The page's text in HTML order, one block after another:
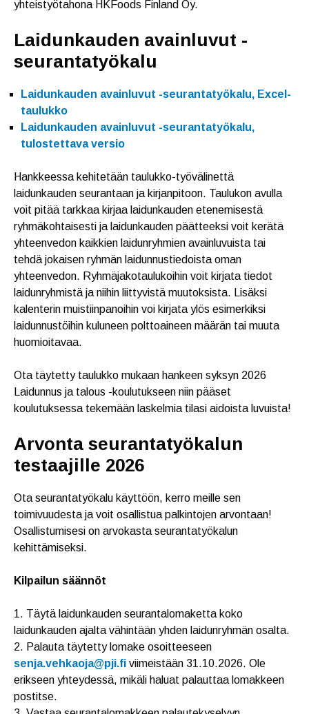
yhteistyötahona HKFoods Finland Oy.
Laidunkauden avainluvut -
seurantatyökalu
Laidunkauden avainluvut -seurantatyökalu, Excel-
taulukko
Laidunkauden avainluvut -seurantatyökalu,
tulostettava versio
Hankkeessa kehitetään taulukko-työvälinettä
laidunkauden seurantaan ja kirjanpitoon. Taulukon avulla
voit pitää tarkkaa kirjaa laidunkauden etenemisestä
ryhmäkohtaisesti ja laidunkauden päätteeksi voit kerätä
yhteenvedon kaikkien laidunryhmien avainluvuista tai
tehdä jokaisen ryhmän laidunnustiedoista oman
yhteenvedon. Ryhmäjakotaulukoihin voit kirjata tiedot
laidunryhmistä ja niihin liittyvistä muutoksista. Lisäksi
kalenterin muistiinpanoihin voi kirjata ylös esimerkiksi
laidunnustöihin kuluneen polttoaineen määrän tai muuta
huomioitavaa.
Ota täytetty taulukko mukaan hankeen syksyn 2026
Laidunnus ja talous -koulutukseen niin pääset
koulutuksessa tekemään laskelmia tilasi aidoista luvuista!
Arvonta seurantatyökalun
testaajille 2026
Ota seurantatyökalu käyttöön, kerro meille sen
toimivuudesta ja voit osallistua palkintojen arvontaan!
Osallistumisesi on arvokasta seurantatyökalun
kehittämiseksi.
Kilpailun säännöt
1. Täytä laidunkauden seurantalomaketta koko
laidunkauden ajalta vähintään yhden laidunryhmän osalta.
2. Palauta täytetty lomake osoitteeseen
senja.vehkaoja@pji.fi viimeistään 31.10.2026. Ole
erikseen yhteydessä, mikäli haluat palauttaa lomakkeen
postitse.